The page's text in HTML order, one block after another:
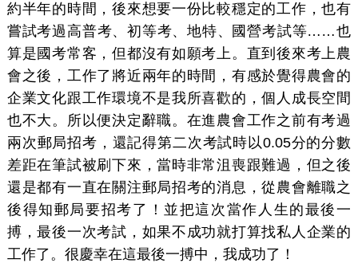
約半年的時間，後來想要一份比較穩定的工作，也有
嘗試考過高普考、初等考、地特、國營考試等……也
算是國考常客，但都沒有如願考上。直到後來考上農
會之後，工作了將近兩年的時間，有感於覺得農會的
企業文化跟工作環境不是我所喜歡的，個人成長空間
也不大。所以便決定辭職。在進農會工作之前有考過
兩次郵局招考，還記得第二次考試時以0.05分的分數
差距在筆試被刷下來，當時非常沮喪跟難過，但之後
還是都有一直在關注郵局招考的消息，從農會離職之
後得知郵局要招考了！並把這次當作人生的最後一
搏，最後一次考試，如果不成功就打算找私人企業的
工作了。很慶幸在這最後一搏中，我成功了！